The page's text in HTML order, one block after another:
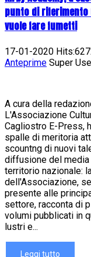
punto di
vuole fare fumetti
17-01-2020
Anteprime Super
A cura della
L'Associazione
Cagliostro E-Press,
spalle di meritoria
scountng di nuovi
diffusione del
territorio nazionale:
dell'Associazione,
presente alle
settore, racconta di
volumi pubblicati in
lustri e...
Leggi tutto